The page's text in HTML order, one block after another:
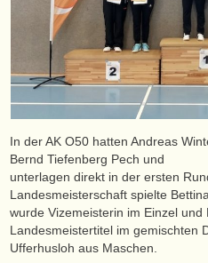
In der AK O50 hatten Andreas
Bernd Tiefenberg Pech und
unterlagen direkt in der ersten
Landesmeisterschaft spielte
wurde Vizemeisterin im Einzel
Landesmeistertitel im gemischten
Ufferhusloh aus Maschen.